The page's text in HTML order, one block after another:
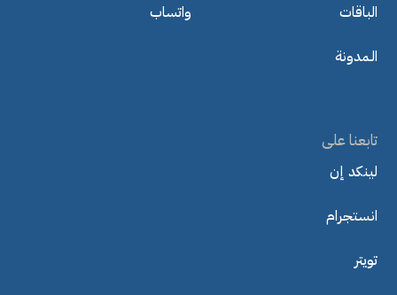
الباقات
الـمدونة
واتساب
تابعنا على
لينكد إن
انستجرام
تويتر